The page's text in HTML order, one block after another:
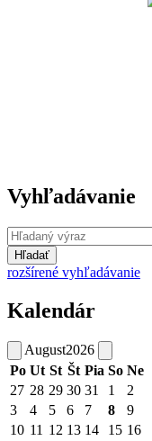
Vyhľadávanie
Hľadať
rozšírené vyhľadávanie
Kalendár
August2026
Po Ut St Št Pia So Ne
27 28 29 30 31 1
2
3
4 5 6 7 8
9
10 11 12 13 14 15 16